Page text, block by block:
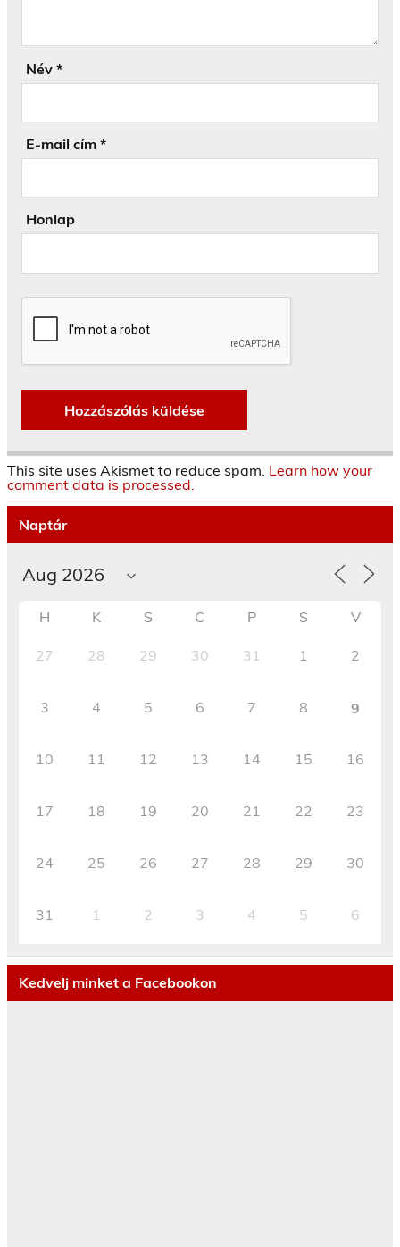
Név *
E-mail cím *
Honlap
This site uses Akismet to reduce spam. Learn how your
comment data is processed.
Naptár
H K S C P S V
27 28 29 30 31 1 2
3 4 5 6 7 8 9
10 11 12 13 14 15 16
17 18 19 20 21 22 23
24 25 26 27 28 29 30
31 1 2 3 4 5 6
Kedvelj minket a Facebookon